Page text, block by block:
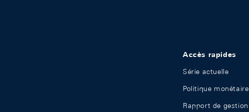
Accès rapides
Série actuelle
Politique monétaire
Rapport de gestion